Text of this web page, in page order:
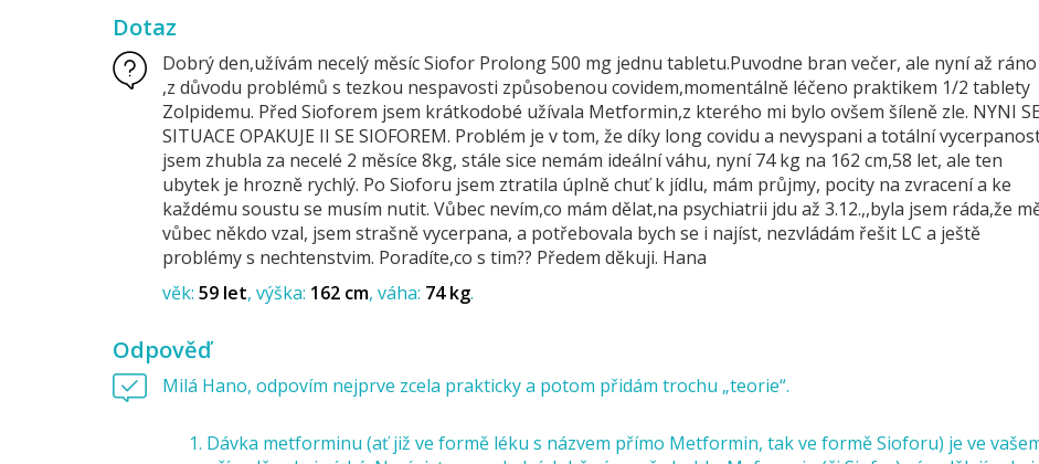
Dotaz
Dobrý den,užívám necelý měsíc Siofor Prolong 500 mg jednu tabletu.Puvodne bran večer, ale nyní až ráno
,z důvodu problémů s tezkou nespavosti způsobenou covidem,momentálně léčeno praktikem 1/2 tablety
Zolpidemu. Před Sioforem jsem krátkodobé užívala Metformin,z kterého mi bylo ovšem šíleně zle. NYNI SE
SITUACE OPAKUJE II SE SIOFOREM. Problém je v tom, že díky long covidu a nevyspani a totální
jsem zhubla za necelé 2 měsíce 8kg, stále sice nemám ideální váhu, nyní 74 kg na 162 cm,58 let, ale ten
ubytek je hrozně rychlý. Po Sioforu jsem ztratila úplně chuť k jídlu, mám průjmy, pocity na zvracení a ke
každému soustu se musím nutit. Vůbec nevím,co mám dělat,na psychiatrii jdu až 3.12.,,byla jsem ráda,že
vůbec někdo vzal, jsem strašně vycerpana, a potřebovala bych se i najíst, nezvládám řešit LC a ještě
problémy s nechtenstvim. Poradíte,co s tim?? Předem děkuji. Hana
věk: 59 let výška: 162 cm váha: 74 kg
Odpověď
Milá Hano, odpovím nejprve zcela prakticky a potom přidám trochu „teorie“.
Dávka metforminu (ať již ve formě léku s názvem přímo Metformin, tak ve formě Sioforu) je ve